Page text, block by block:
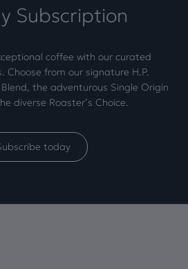
Subscription
coffee with our curated
Choose from our signature H.P.
the adventurous Single Origin
diverse Roaster’s Choice.
today